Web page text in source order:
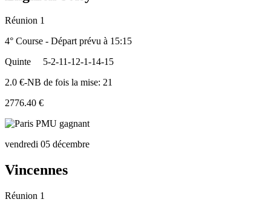
Réunion 1
4° Course - Départ prévu à 15:15
Quinte
5-2-11-12-1-14-15
2.0 €-NB de fois la mise: 21
2776.40 €
vendredi 05 décembre
Vincennes
Réunion 1